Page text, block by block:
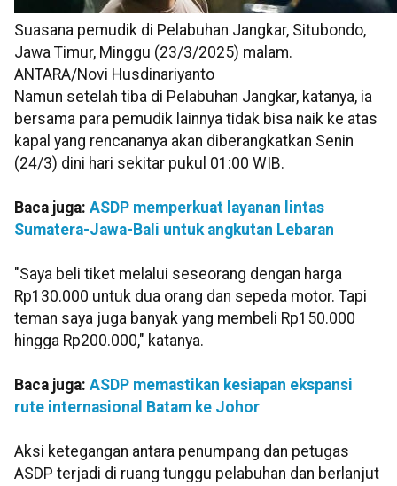
Suasana pemudik di Pelabuhan Jangkar, Situbondo,
Jawa Timur, Minggu (23/3/2025) malam.
ANTARA/Novi Husdinariyanto
Namun setelah tiba di Pelabuhan Jangkar, katanya, ia
bersama para pemudik lainnya tidak bisa naik ke atas
kapal yang rencananya akan diberangkatkan Senin
(24/3) dini hari sekitar pukul 01:00 WIB.
Baca juga: ASDP memperkuat layanan lintas
Sumatera-Jawa-Bali untuk angkutan Lebaran
"Saya beli tiket melalui seseorang dengan harga
Rp130.000 untuk dua orang dan sepeda motor. Tapi
teman saya juga banyak yang membeli Rp150.000
hingga Rp200.000," katanya.
Baca juga: ASDP memastikan kesiapan ekspansi
rute internasional Batam ke Johor
Aksi ketegangan antara penumpang dan petugas
ASDP terjadi di ruang tunggu pelabuhan dan berlanjut